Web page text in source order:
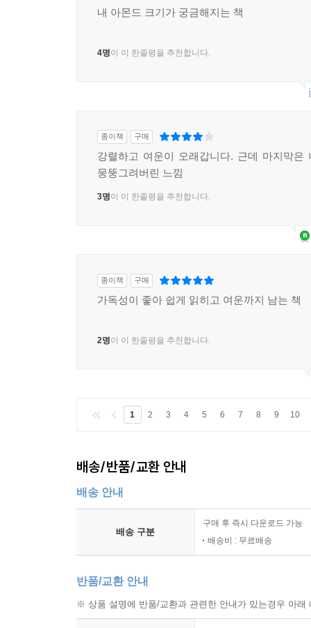
내 아몬드 크기가 궁금해지는 책
4명이 이 한줄평을 추천합니다.
종이책 구매
강렬하고 여운이 오래갑니다. 근데 마지막은
뭉뚱그려버린 느낌
3명이 이 한줄평을 추천합니다.
종이책 구매
가독성이 좋아 쉽게 읽히고 여운까지 남는 책
2명이 이 한줄평을 추천합니다.
1 2 3 4 5 6 7 8 9 10
배송/반품/교환 안내
배송 안내
배송 구분
구매 후 즉시 다운로드 가능
배송비 : 무료배송
반품/교환 안내
※ 상품 설명에 반품/교환과 관련한 안내가 있는경우 아